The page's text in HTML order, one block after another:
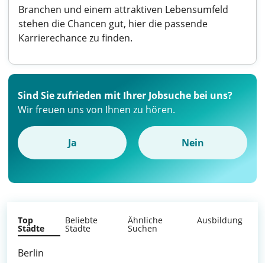
Branchen und einem attraktiven Lebensumfeld
stehen die Chancen gut, hier die passende
Karrierechance zu finden.
Sind Sie zufrieden mit Ihrer Jobsuche bei uns?
Wir freuen uns von Ihnen zu hören.
Ja Nein
Top
Städte
Beliebte
Städte
Ähnliche
Suchen
Ausbildung
Berlin